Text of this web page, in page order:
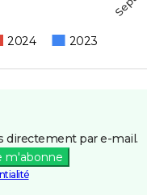
2024 2023
directement par e-mail.
m'abonne